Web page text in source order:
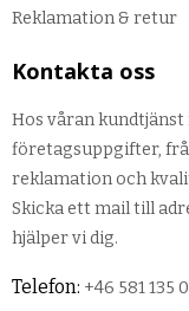
Reklamation & retur
Kontakta oss
Hos våran
företagsuppgifter,
reklamation och
Skicka ett mail till
hjälper vi dig.
Telefon: +46 581 135